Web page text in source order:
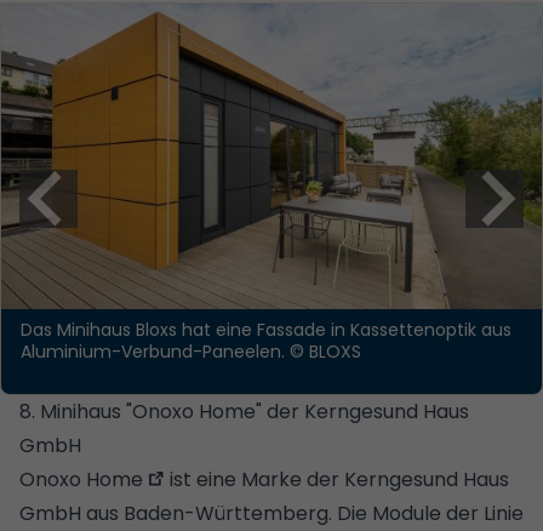
Das Minihaus Bloxs hat eine Fassade in Kassettenoptik aus
Aluminium-Verbund-Paneelen. © BLOXS
8. Minihaus "Onoxo Home" der Kerngesund Haus
GmbH
Onoxo Home
ist eine Marke der Kerngesund Haus
GmbH aus Baden-Württemberg. Die Module der Linie